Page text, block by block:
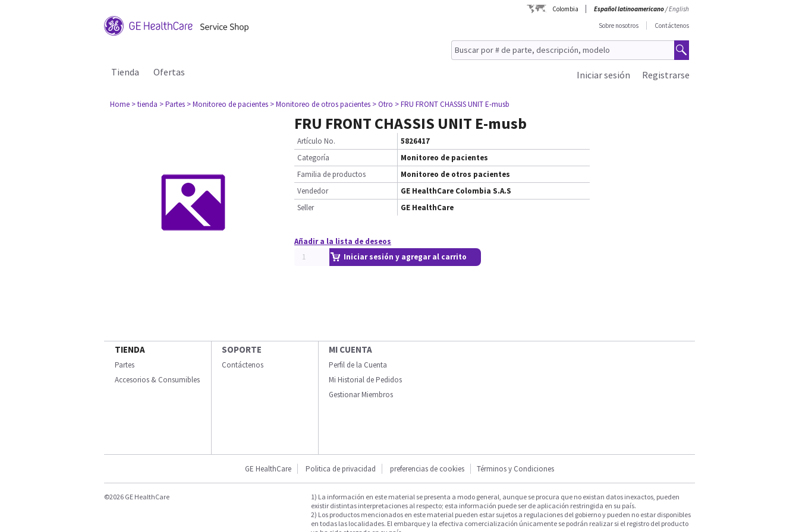
Colombia Español latinoamericano/English
Sobre nosotros
Contáctenos
Tienda Ofertas Registrarse
Iniciar sesión
Home > tienda > Partes > Monitoreo de pacientes > Monitoreo de otros pacientes > Otro > FRU FRONT CHASSIS UNIT E-musb
FRU FRONT CHASSIS UNIT E-musb
Artículo No.
5826417
Categoría
Monitoreo de pacientes
Familia de productos
Monitoreo de otros pacientes
Vendedor
GE HealthCare Colombia S.A.S
Seller
GE HealthCare
Añadir a la lista de deseos
Iniciar sesión y agregar al carrito
TIENDA
Partes
Accesorios & Consumibles
SOPORTE
Contáctenos
MI CUENTA
Perfil de la Cuenta
Mi Historial de Pedidos
Gestionar Miembros
GE HealthCare Politica de privacidad preferencias de cookies Términos y Condiciones
©2026 GE HealthCare
1) La información en este material se presenta a modo general, aunque se procura que no existan datos inexactos, pueden
existir distintas interpretaciones al respecto; esta información puede ser de aplicación restringida en su país.
2) Los productos mencionados en este material pueden estar sujetos a regulaciones del gobierno y pueden no estar disponibles
en todas las localidades. El embarque y la efectiva comercialización únicamente se podrán realizar si el registro del producto